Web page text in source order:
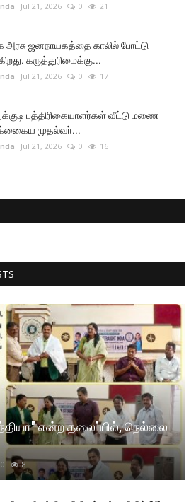
Jul 21, 2026 0 21
ஜனநாயகத்தை காலில் போட்டு
கருத்துரிமைக்கு...
Jul 21, 2026 0 17
பத்திரிகையாளர்கள் வீட்டு மணை
முதல்வா்...
Jul 21, 2026 0 16
என்ற தலைப்பில், நெல்லை
0 8